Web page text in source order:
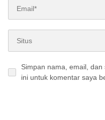
Simpan nama, email,
ini untuk komentar saya